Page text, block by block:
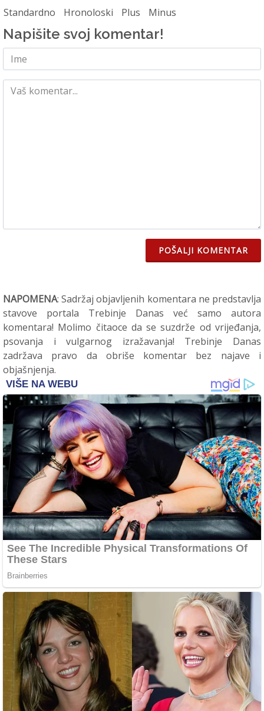
Standardno Hronoloski Plus Minus
Napišite svoj komentar!
POŠALJI KOMENTAR
NAPOMENA: Sadržaj objavljenih komentara ne predstavlja
stavove portala Trebinje Danas već samo autora
komentara! Molimo čitaoce da se suzdrže od vrijeđanja,
psovanja i vulgarnog izražavanja! Trebinje Danas
zadržava pravo da obriše komentar bez najave i
objašnjenja.